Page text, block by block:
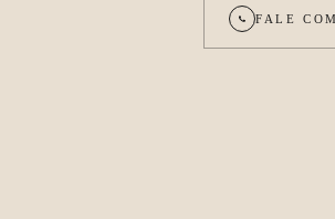
FALE